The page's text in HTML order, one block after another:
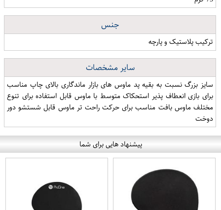
جنس
ترکیب پلاستیک و پارچه
سایر مشخصات
سایز بزرگ نسبت به بقیه پد ماوس های بازار ماندگاری بالای چاپ مناسب
برای بازی انعطاف پذیر استحکاک متوسط با ماوس قابل استفاده برای تنوع
مختلف ماوس بافت مناسب برای حرکت راحت تر ماوس قابل شستشو دور
دوخت
پیشنهاد هایی برای شما